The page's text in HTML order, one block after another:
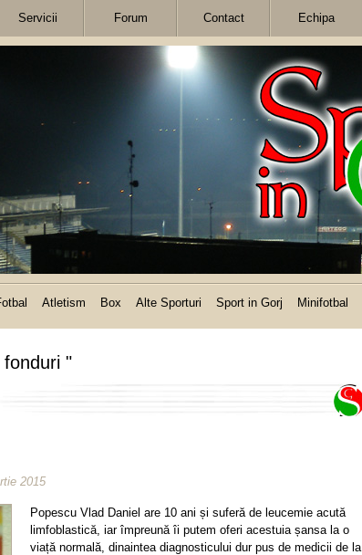
Servicii Forum Contact Echipa
Atletism Box Alte Sporturi Sport in Gorj Minifotbal
"
2015
Popescu Vlad Daniel are 10 ani și suferă de leucemie acută
limfoblastică, iar împreună îi putem oferi acestuia șansa la o
viață normală, dinaintea diagnosticului dur pus de medicii de la